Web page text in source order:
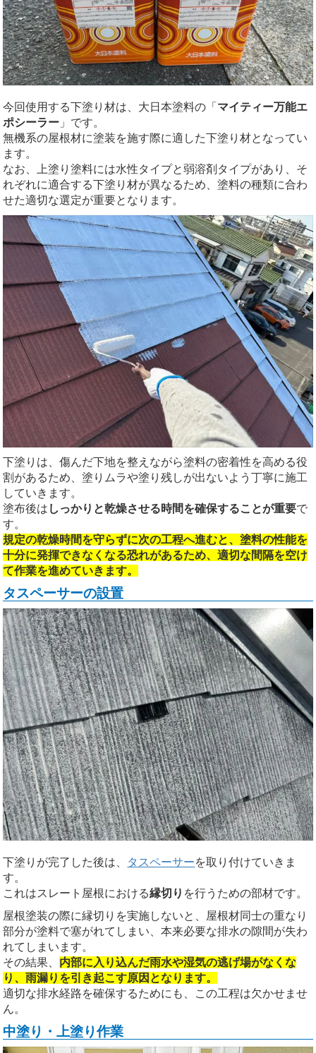
今回使用する下塗り材は、大日本塗料の「 マイティー万能エ
ポシーラー 」です。
無機系の屋根材に塗装を施す際に適した下塗り材となってい
ます。
なお、上塗り塗料には水性タイプと弱溶剤タイプがあり、そ
れぞれに適合する下塗り材が異なるため、塗料の種類に合わ
せた適切な選定が重要となります。
下塗りは、傷んだ下地を整えながら塗料の密着性を高める役
割があるため、塗りムラや塗り残しが出ないよう丁寧に施工
していきます。
塗布後は しっかりと乾燥させる時間を確保することが重要で
す。
規定の乾燥時間を守らずに次の工程へ進むと、塗料の性能を
十分に発揮できなくなる恐れがあるため、適切な間隔を空け
て作業を進めていきます。
タスペーサーの設置
下塗りが完了した後は、 タスペーサーを取り付けていきま
す。
これはスレート屋根における縁切り を行うための部材です。
屋根塗装の際に縁切りを実施しないと、屋根材同士の重なり
部分が塗料で塞がれてしまい、本来必要な排水の隙間が失わ
れてしまいます。
その結果、 内部に入り込んだ雨水や湿気の逃げ場がなくな
り、雨漏りを引き起こす原因となります。
適切な排水経路を確保するためにも、この工程は欠かせませ
ん。
中塗り・上塗り作業